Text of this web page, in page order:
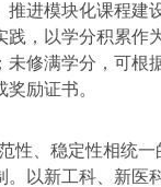
进模块化课程建
，以学分积累作
修满学分，可根
励证书。
、稳定性相统一
以新工科、新医